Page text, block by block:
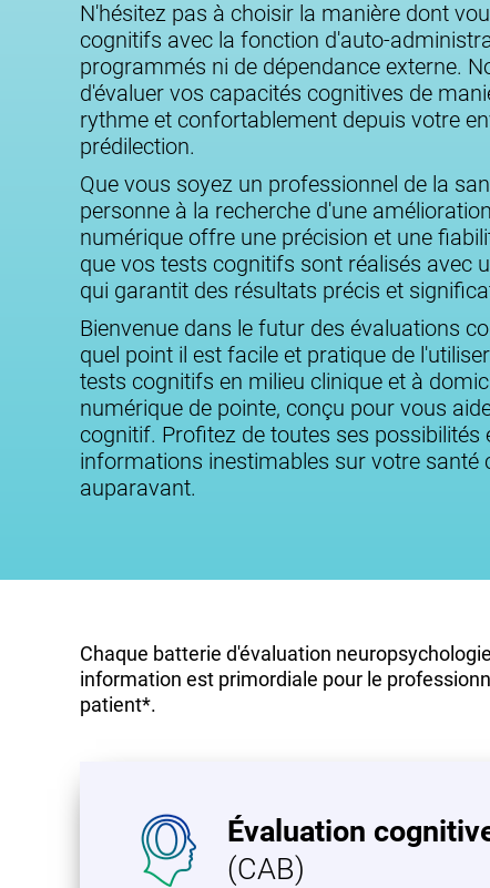
N'hésitez pas à choisir la manière dont
cognitifs avec la fonction d'auto-
programmés ni de dépendance externe.
d'évaluer vos capacités cognitives de
rythme et confortablement depuis votre
prédilection.
Que vous soyez un professionnel de la
personne à la recherche d'une
numérique offre une précision et une
que vos tests cognitifs sont réalisés avec
qui garantit des résultats précis et
Bienvenue dans le futur des évaluations
quel point il est facile et pratique de
tests cognitifs en milieu clinique et à
numérique de pointe, conçu pour vous
cognitif. Profitez de toutes ses possibilités
informations inestimables sur votre santé
auparavant.
Chaque batterie d'évaluation
information est primordiale pour le
patient*.
Évaluation
(CAB)